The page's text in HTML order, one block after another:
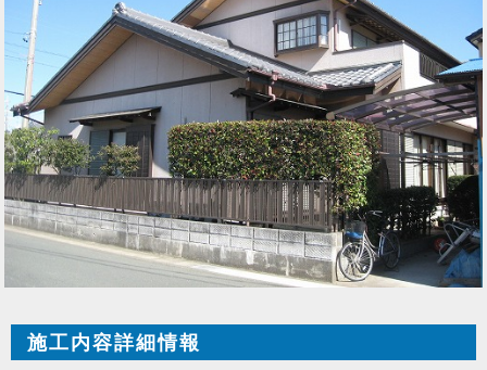
施工内容詳細情報